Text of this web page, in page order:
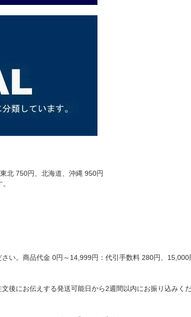
北 750円、北海道、沖縄 950円
い。商品代金 0円～14,999円：代引手数料 280円、
後にお伝えする発送可能日から2週間以内にお振り込みくだ